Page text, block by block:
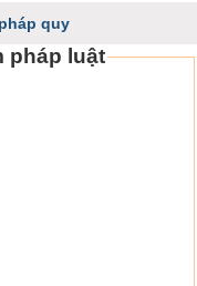
quy
pháp luật